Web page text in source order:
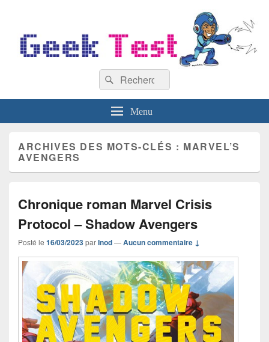
Recherche :
Rechercher
Menu
ARCHIVES DES MOTS-CLÉS : MARVEL’S
AVENGERS
Chronique roman Marvel Crisis
Protocol – Shadow Avengers
Posté le 16/03/2023parInod—Aucun commentaire ↓